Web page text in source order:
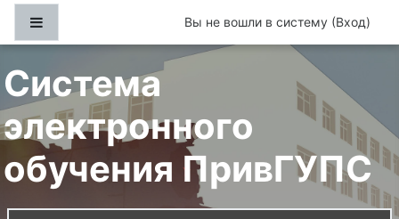
Перейти к основному содержанию
Вы не вошли в систему (Вход)
Система
электронного
обучения ПривГУПС